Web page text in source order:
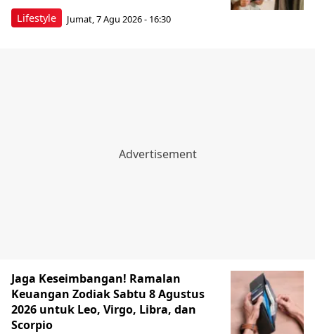
Lifestyle Jumat, 7 Agu 2026 - 16:30
Jaga Keseimbangan! Ramalan
Keuangan Zodiak Sabtu 8 Agustus
2026 untuk Leo, Virgo, Libra, dan
Scorpio